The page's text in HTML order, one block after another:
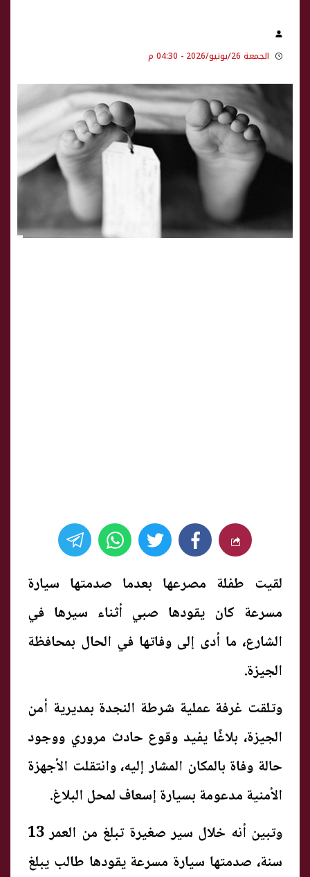
الجمعة 26/يونيو/2026 - 04:30 م
لقيت طفلة مصرعها بعدما صدمتها سيارة
مسرعة كان يقودها صبي أثناء سيرها في
الشارع، ما أدى إلى وفاتها في الحال بمحافظة
الجيزة.
وتلقت غرفة عملية شرطة النجدة بمديرية أمن
الجيزة، بلاغًا يفيد وقوع حادث مروري ووجود
حالة وفاة بالمكان المشار إليه، وانتقلت الأجهزة
الأمنية مدعومة بسيارة إسعاف لمحل البلاغ.
وتبين أنه خلال سير صغيرة تبلغ من العمر 13
سنة، صدمتها سيارة مسرعة يقودها طالب يبلغ